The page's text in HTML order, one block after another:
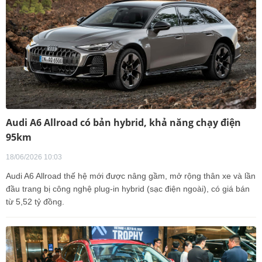
Audi A6 Allroad có bản hybrid, khả năng chạy điện
95km
18/06/2026 10:03
Audi A6 Allroad thế hệ mới được nâng gầm, mở rộng thân xe và lần
đầu trang bị công nghệ plug-in hybrid (sạc điện ngoài), có giá bán
từ 5,52 tỷ đồng.